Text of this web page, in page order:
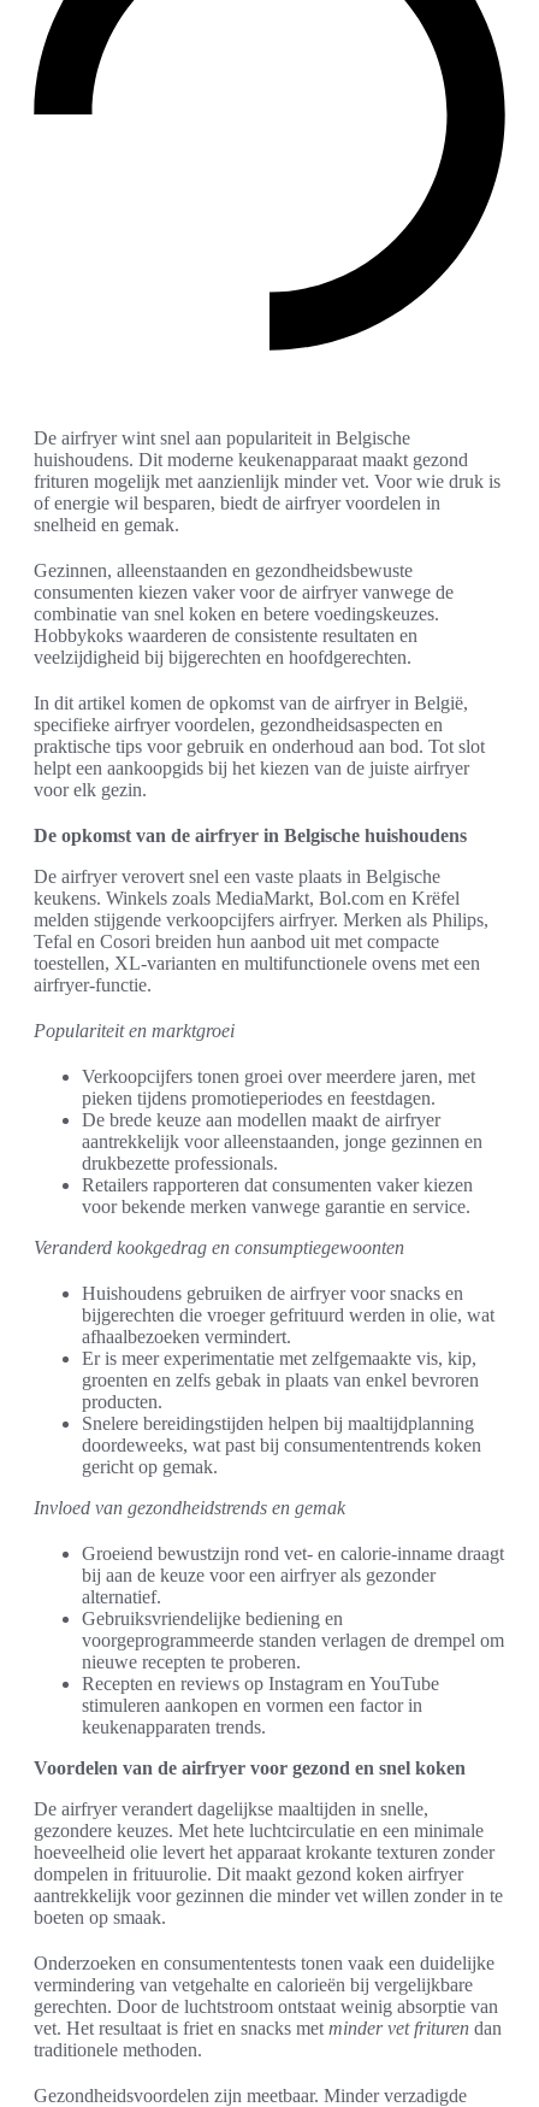
De airfryer wint snel aan populariteit in Belgische
huishoudens. Dit moderne keukenapparaat maakt gezond
frituren mogelijk met aanzienlijk minder vet. Voor wie druk is
of energie wil besparen, biedt de airfryer voordelen in
snelheid en gemak.
Gezinnen, alleenstaanden en gezondheidsbewuste
consumenten kiezen vaker voor de airfryer vanwege de
combinatie van snel koken en betere voedingskeuzes.
Hobbykoks waarderen de consistente resultaten en
veelzijdigheid bij bijgerechten en hoofdgerechten.
In dit artikel komen de opkomst van de airfryer in België,
specifieke airfryer voordelen, gezondheidsaspecten en
praktische tips voor gebruik en onderhoud aan bod. Tot slot
helpt een aankoopgids bij het kiezen van de juiste airfryer
voor elk gezin.
De opkomst van de airfryer in Belgische huishoudens
De airfryer verovert snel een vaste plaats in Belgische
keukens. Winkels zoals MediaMarkt, Bol.com en Krëfel
melden stijgende verkoopcijfers airfryer. Merken als Philips,
Tefal en Cosori breiden hun aanbod uit met compacte
toestellen, XL-varianten en multifunctionele ovens met een
airfryer-functie.
Populariteit en marktgroei
Verkoopcijfers tonen groei over meerdere jaren, met
pieken tijdens promotieperiodes en feestdagen.
De brede keuze aan modellen maakt de airfryer
aantrekkelijk voor alleenstaanden, jonge gezinnen en
drukbezette professionals.
Retailers rapporteren dat consumenten vaker kiezen
voor bekende merken vanwege garantie en service.
Veranderd kookgedrag en consumptiegewoonten
Huishoudens gebruiken de airfryer voor snacks en
bijgerechten die vroeger gefrituurd werden in olie, wat
afhaalbezoeken vermindert.
Er is meer experimentatie met zelfgemaakte vis, kip,
groenten en zelfs gebak in plaats van enkel bevroren
producten.
Snelere bereidingstijden helpen bij maaltijdplanning
doordeweeks, wat past bij consumententrends koken
gericht op gemak.
Invloed van gezondheidstrends en gemak
Groeiend bewustzijn rond vet- en calorie-inname draagt
bij aan de keuze voor een airfryer als gezonder
alternatief.
Gebruiksvriendelijke bediening en
voorgeprogrammeerde standen verlagen de drempel om
nieuwe recepten te proberen.
Recepten en reviews op Instagram en YouTube
stimuleren aankopen en vormen een factor in
keukenapparaten trends.
Voordelen van de airfryer voor gezond en snel koken
De airfryer verandert dagelijkse maaltijden in snelle,
gezondere keuzes. Met hete luchtcirculatie en een minimale
hoeveelheid olie levert het apparaat krokante texturen zonder
dompelen in frituurolie. Dit maakt gezond koken airfryer
aantrekkelijk voor gezinnen die minder vet willen zonder in te
boeten op smaak.
Onderzoeken en consumententests tonen vaak een duidelijke
vermindering van vetgehalte en calorieën bij vergelijkbare
gerechten. Door de luchtstroom ontstaat weinig absorptie van
vet. Het resultaat is friet en snacks met minder vet frituren dan
traditionele methoden.
Gezondheidsvoordelen zijn meetbaar. Minder verzadigde